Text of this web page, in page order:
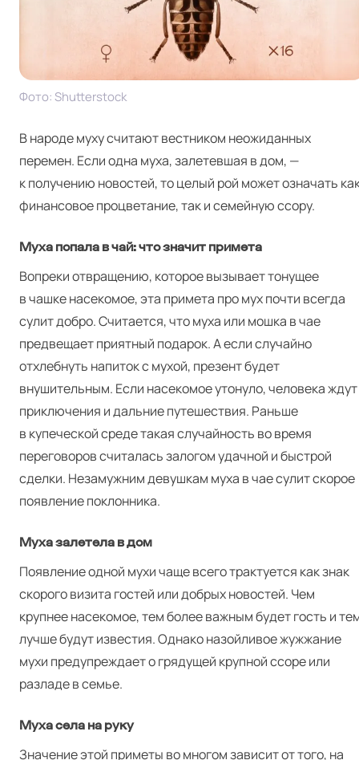
Фото: Shut­ter­stock
В народе муху считают вестником неожиданных
перемен. Если одна муха, залетевшая в дом, —
к получению новостей, то целый рой может означать
финансовое процветание, так и семейную ссору.
Муха попала в чай: что значит примета
Вопреки отвращению, которое вызывает тонущее
в чашке насекомое, эта примета про мух почти всегда
сулит добро. Считается, что муха или мошка в чае
предвещает приятный подарок. А если случайно
отхлебнуть напиток с мухой, презент будет
внушительным. Если насекомое утонуло, человека ждут
приключения и дальние путешествия. Раньше
в купеческой среде такая случайность во время
переговоров считалась залогом удачной и быстрой
сделки. Незамужним девушкам муха в чае сулит скорое
появление поклонника.
Муха залетела в дом
Появление одной мухи чаще всего трактуется как знак
скорого визита гостей или добрых новостей. Чем
крупнее насекомое, тем более важным будет гость и
лучше будут известия. Однако назойливое жужжание
мухи предупреждает о грядущей крупной ссоре или
разладе в семье.
Муха села на руку
Значение этой приметы во многом зависит от того, на